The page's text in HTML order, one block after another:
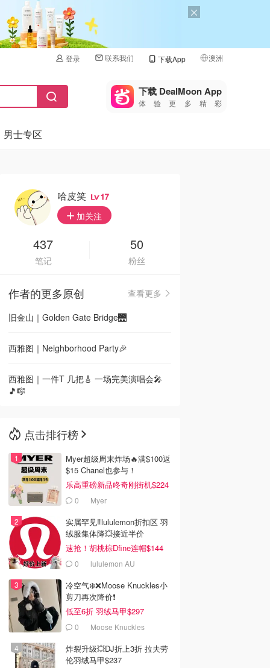
登录 联系我们 下载App 澳洲
🇺🇸
🇨🇳 中国
🇦🇺
🇳🇿新西兰
下载 DealMoon App
体验更多精彩
男士专区
哈皮笑 17
加关注
437
笔记
50
粉丝
作者的更多原创
查看更多
旧金山｜Golden Gate Bridge🌉
西雅图｜Neighborhood Party🎉
西雅图｜一件T 几把🎸 一场完美演唱会🎤
🎵🎼
点击排行榜
Myer超级周末炸场🔥满$100返
$15 Chanel也参与！
乐高重磅新品咚奇刚街机$224
0 Myer
实属罕见‼️lululemon折扣区 羽
绒服集体降💥接近半价
速抢！胡桃棕Dfine连帽$144
0 lululemon AU
冷空气❄️❌️Moose Knuckles小
剪刀再次降价❗️
低至6折 羽绒马甲$297
0 Moose Knuckles
炸裂升级💥DJ折上3折 拉夫劳
伦羽绒马甲$237